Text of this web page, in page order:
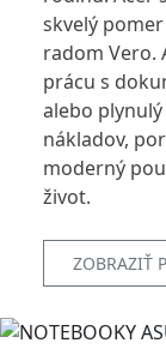
skvelý
radom Vero.
prácu s
alebo
nákladov,
moderný
život.
ZOBRAZIŤ